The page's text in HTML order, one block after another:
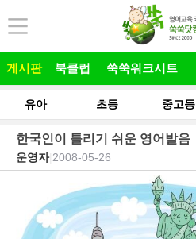
게시판 북클럽 쑥쑥워크시트
유아 초등 중고등
한국인이 틀리기 쉬운 영어발음
운영자| 2008-05-26